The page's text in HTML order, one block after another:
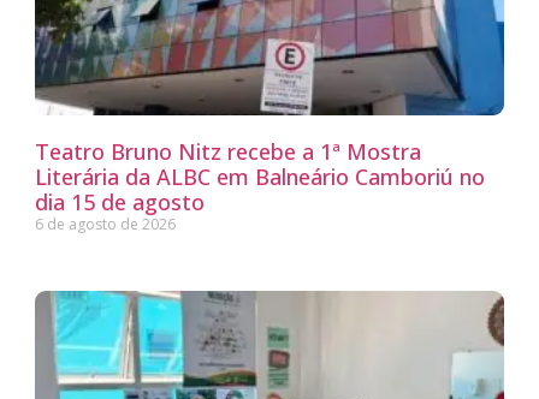
Teatro Bruno Nitz recebe a 1ª Mostra
Literária da ALBC em Balneário Camboriú no
dia 15 de agosto
6 de agosto de 2026